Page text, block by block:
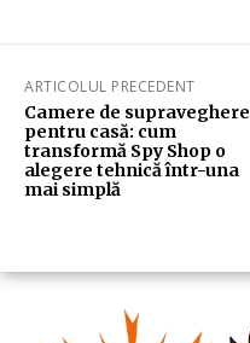
ARTICOLUL PRECEDENT
Camere de supraveghere
pentru casă: cum
transformă Spy Shop o
alegere tehnică într-una
mai simplă